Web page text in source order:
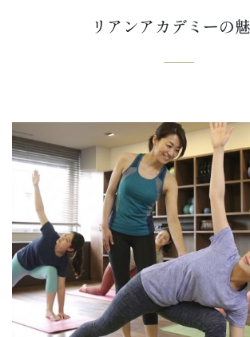
リアンアカデミーの